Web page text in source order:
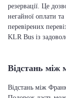
резервації. Це
негайної оплати
перевірених
KLR Bus із
Відстань між
Відстань між